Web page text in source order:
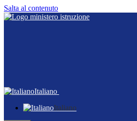
Salta al contenuto
Italiano
Italiano